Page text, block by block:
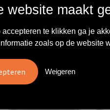
€ 0,30
website maakt
accepteren te klikken ga je
zoals op de website
Weigeren